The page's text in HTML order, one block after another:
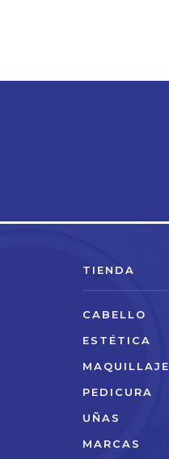
TIENDA
CABELLO
ESTÉTICA
MAQUILLAJE
PEDICURA
UÑAS
MARCAS